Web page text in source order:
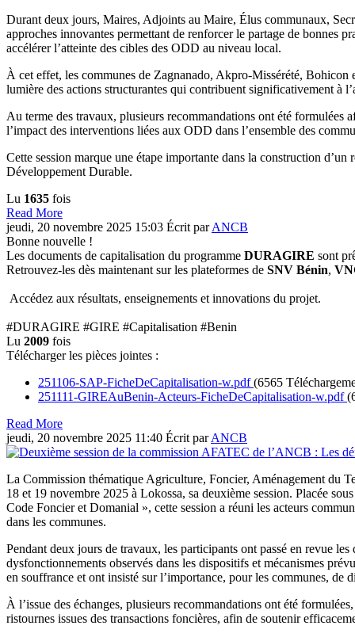
Durant deux jours, Maires, Adjoints au Maire, Élus communaux,
approches innovantes permettant de renforcer le partage de bonnes
accélérer l’atteinte des cibles des ODD au niveau local.
À cet effet, les communes de Zagnanado, Akpro-Missérété,
lumière des actions structurantes qui contribuent significativement à
Au terme des travaux, plusieurs recommandations ont été formulées
l’impact des interventions liées aux ODD dans l’ensemble des
Cette session marque une étape importante dans la construction
Développement Durable.
Lu 1635 fois
Read More
jeudi, 20 novembre 2025 15:03 Écrit parANCB
Bonne nouvelle !
Les documents de capitalisation du programme DURAGIRE sont
Retrouvez-les dès maintenant sur les plateformes de SNV Bénin,
Accédez aux résultats, enseignements et innovations du projet.
#DURAGIRE #GIRE #Capitalisation #Benin
Lu 2009 fois
Télécharger les pièces jointes :
251106-SAP-FicheDeCapitalisation-w.pdf(6565
251111-GIREAuBenin-Acteurs-FicheDeCapitalisation-w.pdf
Read More
jeudi, 20 novembre 2025 11:40 Écrit parANCB
La Commission thématique Agriculture, Foncier, Aménagement du
18 et 19 novembre 2025 à Lokossa, sa deuxième session. Placée
Code Foncier et Domanial », cette session a réuni les acteurs
dans les communes.
Pendant deux jours de travaux, les participants ont passé en revue
dysfonctionnements observés dans les dispositifs et mécanismes
en souffrance et ont insisté sur l’importance, pour les communes, de
À l’issue des échanges, plusieurs recommandations ont été
ristournes issues des transactions foncières, afin de soutenir